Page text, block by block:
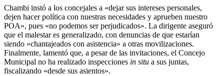
Chambi instó a los concejales a «dejar sus intereses personales,
dejen hacer política con nuestras necesidades y aprueben nuestro
POA», pues «no podemos ser perjudicados». La dirigente aseguró
que el malestar es generalizado, con denuncias de que estarían
siendo «chantajeados con asistencia» a otras movilizaciones.
Finalmente, lamentó que, a pesar de las invitaciones, el Concejo
Municipal no ha realizado inspecciones in situ a sus juntas,
fiscalizando «desde sus asientos».